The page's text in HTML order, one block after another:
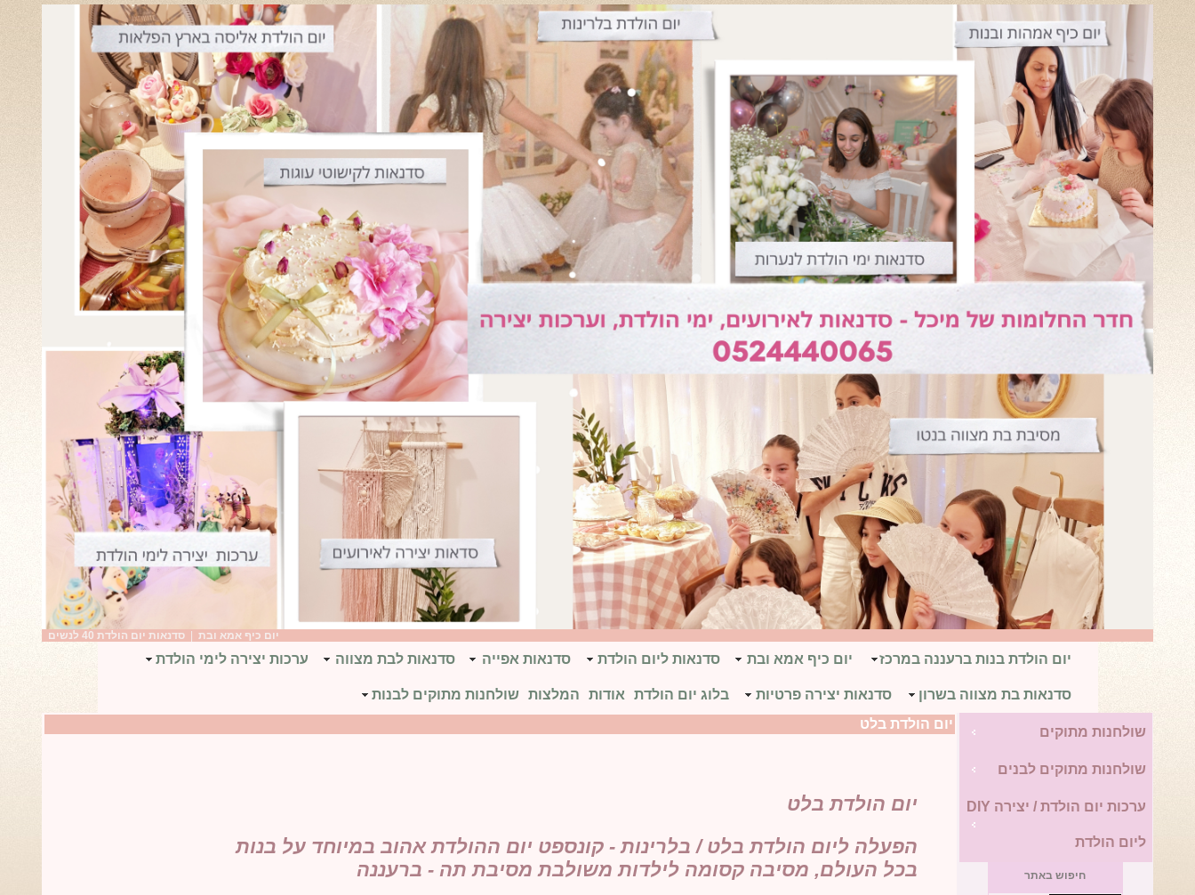
יום כיף אמא ובת|סדנאות יום הולדת 40 לנשים |יום הולדת בנות
יום הולדת בנות ברעננה במרכז יום כיף אמא ובת סדנאות ליום הולדת סדנאות אפייה סדנאות לבת מצווה ערכות יצירה לימי הולדת
סדנאות בת מצווה בשרון סדנאות יצירה פרטיות בלוג יום הולדת אודות המלצות שולחנות מתוקים לבנות
שולחנות מתוקים
שולחנות מתוקים לבנים
ערכות יום הולדת / יצירה DIY
ליום הולדת
חיפוש באתר
יום הולדת בלט
יום הולדת בלט
הפעלה ליום הולדת בלט / בלרינות - קונספט יום ההולדת אהוב במיוחד על בנות
בכל העולם, מסיבה קסומה לילדות משולבת מסיבת תה - ברעננה